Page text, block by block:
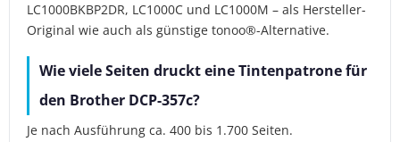
LC1000BKBP2DR, LC1000C und LC1000M – als Hersteller-
Original wie auch als günstige tonoo®-Alternative.
Wie viele Seiten druckt eine Tintenpatrone für
den Brother DCP-357c?
Je nach Ausführung ca. 400 bis 1.700 Seiten.